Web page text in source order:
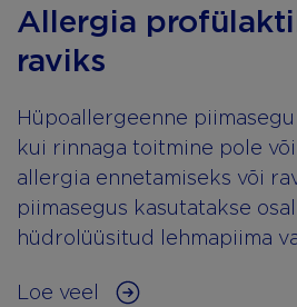
Allergia
raviks
Hüpoallergeenne
kui rinnaga toitmine pole
allergia ennetamiseks või
piimasegus kasutatakse
hüdrolüüsitud lehmapiima
Loe veel